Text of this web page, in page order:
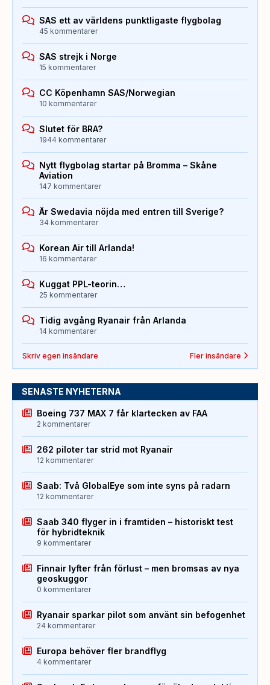
SAS ett av världens punktligaste flygbolag
45 kommentarer
SAS strejk i Norge
15 kommentarer
CC Köpenhamn SAS/Norwegian
10 kommentarer
Slutet för BRA?
1944 kommentarer
Nytt flygbolag startar på Bromma – Skåne
Aviation
147 kommentarer
Är Swedavia nöjda med entren till Sverige?
34 kommentarer
Korean Air till Arlanda!
16 kommentarer
Kuggat PPL-teorin…
25 kommentarer
Tidig avgång Ryanair från Arlanda
14 kommentarer
Skriv egen insändare Fler insändare
SENASTE NYHETERNA
Boeing 737 MAX 7 får klartecken av FAA
2 kommentarer
262 piloter tar strid mot Ryanair
12 kommentarer
Saab: Två GlobalEye som inte syns på radarn
12 kommentarer
Saab 340 flyger in i framtiden – historiskt test
för hybridteknik
9 kommentarer
Finnair lyfter från förlust – men bromsas av nya
geoskuggor
0 kommentarer
Ryanair sparkar pilot som använt sin befogenhet
24 kommentarer
Europa behöver fler brandflyg
4 kommentarer